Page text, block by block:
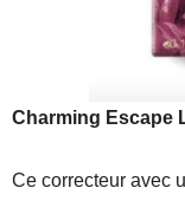
Charming Escape
Ce correcteur avec